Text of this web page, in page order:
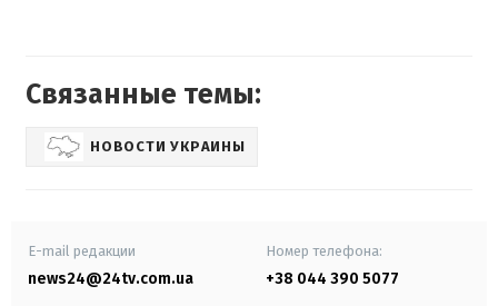
Связанные темы:
НОВОСТИ УКРАИНЫ
E-mail редакции
news24@24tv.com.ua
Номер телефона:
+38 044 390 5077